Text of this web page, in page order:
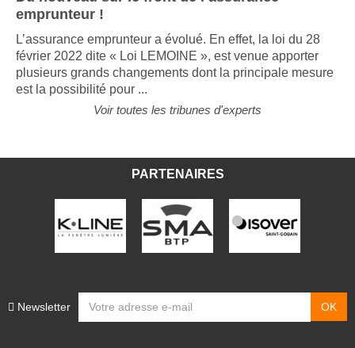
Du nouveau sur le front de l’assurance
emprunteur !
L’assurance emprunteur a évolué. En effet, la loi du 28
février 2022 dite « Loi LEMOINE », est venue apporter
plusieurs grands changements dont la principale mesure